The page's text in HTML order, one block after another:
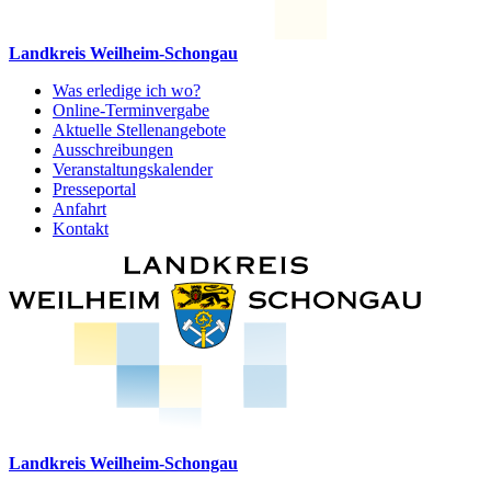
Landkreis Weilheim-Schongau
Was erledige ich wo?
Online-Terminvergabe
Aktuelle Stellenangebote
Ausschreibungen
Veranstaltungskalender
Presseportal
Anfahrt
Kontakt
Landkreis Weilheim-Schongau